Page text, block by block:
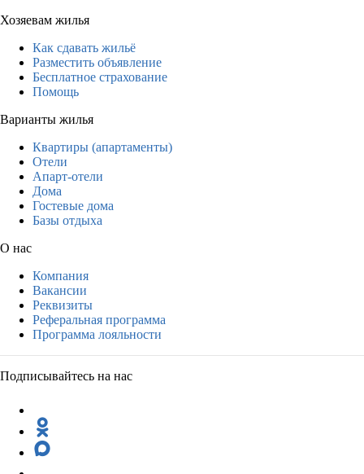
Хозяевам жилья
Как сдавать жильё
Разместить объявление
Бесплатное страхование
Помощь
Варианты жилья
Квартиры (апартаменты)
Отели
Апарт-отели
Дома
Гостевые дома
Базы отдыха
О нас
Компания
Вакансии
Реквизиты
Реферальная программа
Программа лояльности
Подписывайтесь на нас